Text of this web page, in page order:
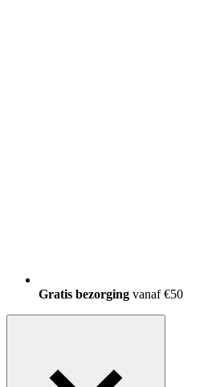
150.000+tevreden klanten